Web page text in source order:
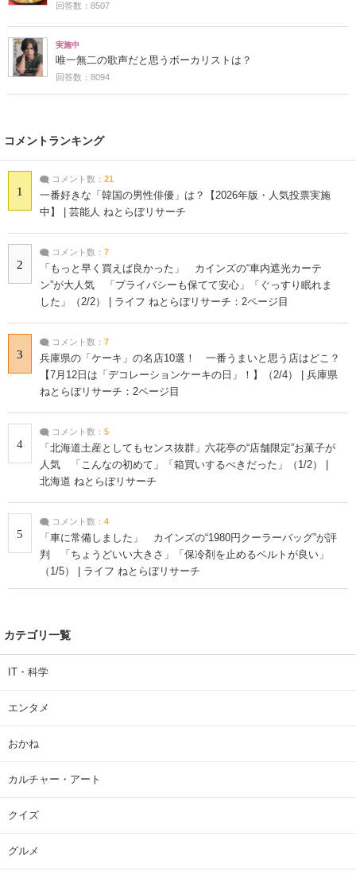
回答数：8507
実施中
唯一無二の歌声だと思うボーカリストは？
回答数：8094
コメントランキング
1
コメント数： 21
一番好きな「韓国の男性俳優」は？【2026年版・人気投票実施
中】 | 芸能人 ねとらぼリサーチ
2
コメント数： 7
「もっと早く買えば良かった」 カインズの“車内遮光カーテ
ン”が大人気 「プライバシーも保てて安心」「ぐっすり眠れま
した」（2/2） | ライフ ねとらぼリサーチ：2ページ目
3
コメント数： 7
兵庫県の「ケーキ」の名店10選！ 一番うまいと思う店はどこ？
【7月12日は「デコレーションケーキの日」！】（2/4） | 兵庫県
ねとらぼリサーチ：2ページ目
4
コメント数： 5
「北海道土産としてもセンス抜群」六花亭の“店舗限定”お菓子が
人気 「こんなの初めて」「箱買いするべきだった」（1/2） |
北海道 ねとらぼリサーチ
5
コメント数： 4
「車に常備しました」 カインズの“1980円クーラーバッグ”が評
判 「ちょうどいい大きさ」「保冷剤を止めるベルトが良い」
（1/5） | ライフ ねとらぼリサーチ
カテゴリ一覧
IT・科学
エンタメ
おかね
カルチャー・アート
クイズ
グルメ